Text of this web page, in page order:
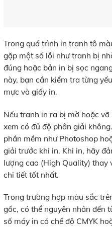
Trong quá trình in tranh tô
gặp một số lỗi như tranh bị
đúng hoặc bản in bị sọc
này, bạn cần kiểm tra từng
mực và giấy in.
Nếu tranh in ra bị mờ hoặc
xem có đủ độ phân giải
phần mềm như Photoshop
giải trước khi in. Khi in, hãy
lượng cao (High Quality) thay
chi tiết tốt nhất.
Trong trường hợp màu sắc
gốc, có thể nguyên nhân đến
số máy in có chế độ CMYK